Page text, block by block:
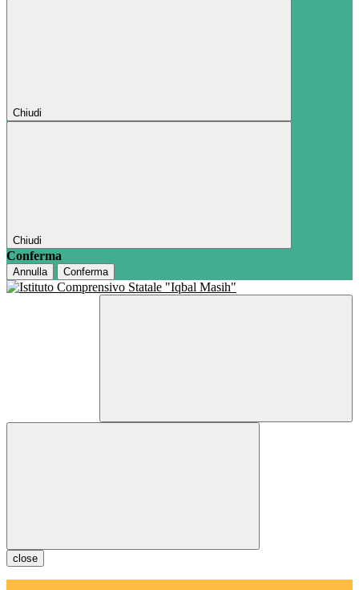
Chiudi
Chiudi
Conferma
Annulla Conferma
close